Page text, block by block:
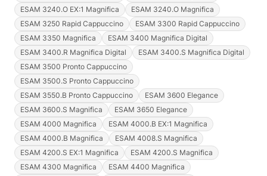
ESAM 3240.O EX:1 Magnifica
ESAM 3240.O Magnifica
ESAM 3250 Rapid Cappuccino
ESAM 3300 Rapid Cappuccino
ESAM 3350 Magnifica
ESAM 3400 Magnifica Digital
ESAM 3400.R Magnifica Digital
ESAM 3400.S Magnifica Digital
ESAM 3500 Pronto Cappuccino
ESAM 3500.S Pronto Cappuccino
ESAM 3550.B Pronto Cappuccino
ESAM 3600 Elegance
ESAM 3600.S Magnifica
ESAM 3650 Elegance
ESAM 4000 Magnifica
ESAM 4000.B EX:1 Magnifica
ESAM 4000.B Magnifica
ESAM 4008.S Magnifica
ESAM 4200.S EX:1 Magnifica
ESAM 4200.S Magnifica
ESAM 4300 Magnifica
ESAM 4400 Magnifica